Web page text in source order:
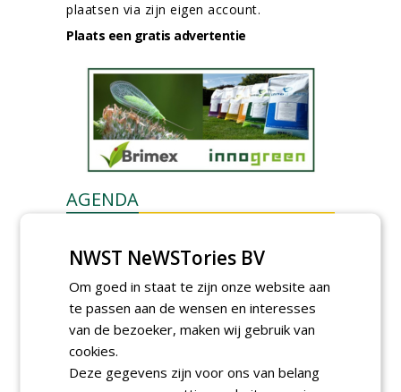
plaatsen via zijn eigen account.
Plaats een gratis advertentie
AGENDA
9 september
woensdag 9 september 2026
Poel organiseert
Boomverzorgersdag voor
boomprofessionals
vrijdag 9 oktober 2026
Event: De stad van de
toekomst begint in de
NWST NeWSTories BV
Om goed in staat te zijn onze website aan
te passen aan de wensen en interesses
van de bezoeker, maken wij gebruik van
cookies.
Deze gegevens zijn voor ons van belang